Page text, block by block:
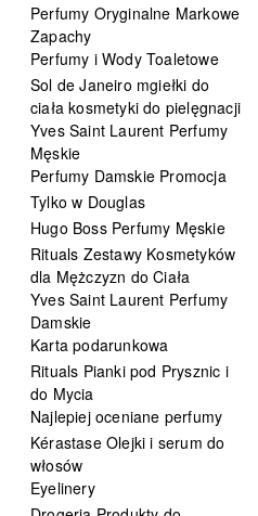
Perfumy Oryginalne Markowe
Zapachy
Perfumy i Wody Toaletowe
Sol de Janeiro mgiełki do
ciała kosmetyki do pielęgnacji
Yves Saint Laurent Perfumy
Męskie
Perfumy Damskie Promocja
Tylko w Douglas
Hugo Boss Perfumy Męskie
Rituals Zestawy Kosmetyków
dla Mężczyzn do Ciała
Yves Saint Laurent Perfumy
Damskie
Karta podarunkowa
Rituals Pianki pod Prysznic i
do Mycia
Najlepiej oceniane perfumy
Kérastase Olejki i serum do
włosów
Eyelinery